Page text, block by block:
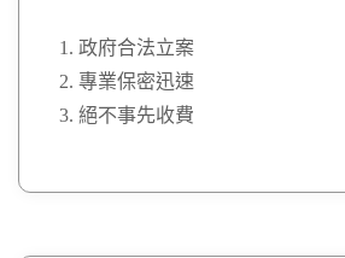
政府合法立案
專業保密迅速
絕不事先收費